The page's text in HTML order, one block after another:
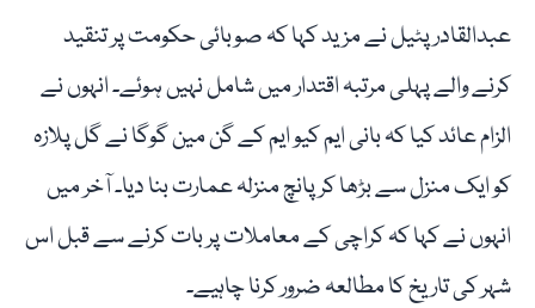
عبدالقادر پٹیل نے مزید کہا کہ صوبائی حکومت پر تنقید
کرنے والے پہلی مرتبہ اقتدار میں شامل نہیں ہوئے۔ انہوں نے
الزام عائد کیا کہ بانی ایم کیو ایم کے گن مین گوگا نے گل پلازہ
کو ایک منزل سے بڑھا کر پانچ منزلہ عمارت بنا دیا۔ آخر میں
انہوں نے کہا کہ کراچی کے معاملات پر بات کرنے سے قبل اس
شہر کی تاریخ کا مطالعہ ضرور کرنا چاہیے۔